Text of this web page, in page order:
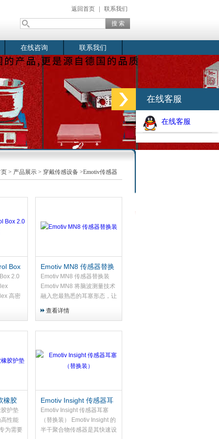
返回首页 联系我们
在线咨询 联系我们
> 产品展示 > 穿戴传感设备 >Emotiv传感器
Box
2.0
高密
物信
束缚，
多达
Emotiv MN8 传感器替换
装
Emotiv MN8 传感器替换装
Emotiv MN8 将脑波测量技术
融入您最熟悉的耳塞形态，让
样自然。而直接与耳道皮肤接
一次佩戴都获得准确、稳定的
脑电信号，让您的 MN8 始终
查看详情
橡胶
护垫
性能
为需要
Emotiv Insight 传感器耳
塞（替换装）
Emotiv Insight 传感器耳塞
（替换装） Emotiv Insight 的
半干聚合物传感器是其快速设
在线客服
在线客服